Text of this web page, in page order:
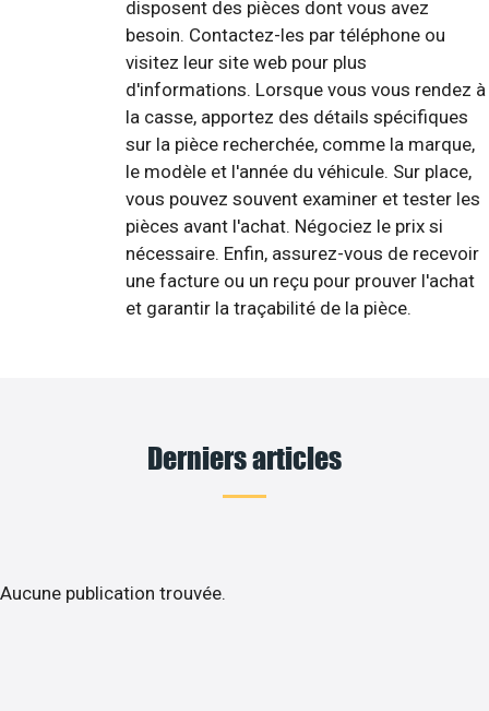
disposent des pièces dont vous avez
besoin. Contactez-les par téléphone ou
visitez leur site web pour plus
d'informations. Lorsque vous vous rendez à
la casse, apportez des détails spécifiques
sur la pièce recherchée, comme la marque,
le modèle et l'année du véhicule. Sur place,
vous pouvez souvent examiner et tester les
pièces avant l'achat. Négociez le prix si
nécessaire. Enfin, assurez-vous de recevoir
une facture ou un reçu pour prouver l'achat
et garantir la traçabilité de la pièce.
Derniers articles
Aucune publication trouvée.